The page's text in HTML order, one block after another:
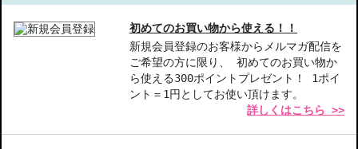
◇オイデルミン（Ｌ） 200ml：
保水性が高くべたつきの少ない保湿成分を配合。どんな環境でも肌
のうるおいを理想的に保ち、肌の生まれかわりのリズムを整えます
※日本国内・フランス・アメリカ製造の商品が混在しております。
製造国の指定はできませんあらかじめご了承ください。
初めてのお買い物から使える！！
新規会員登録のお客様からメルマガ配信を
ご希望の方に限り、 初めてのお買い物か
ら使える300ポイントプレゼント！ 1ポイ
ント＝1円としてお使い頂けます。
詳しくはこちら >>